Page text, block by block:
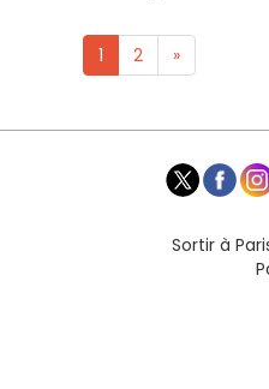
1 2 »
Sortir à